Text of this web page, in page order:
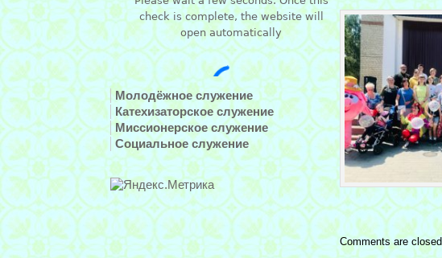
Молодёжное служение
Катехизаторское служение
Миссионерское служение
Социальное служение
Comments are closed.